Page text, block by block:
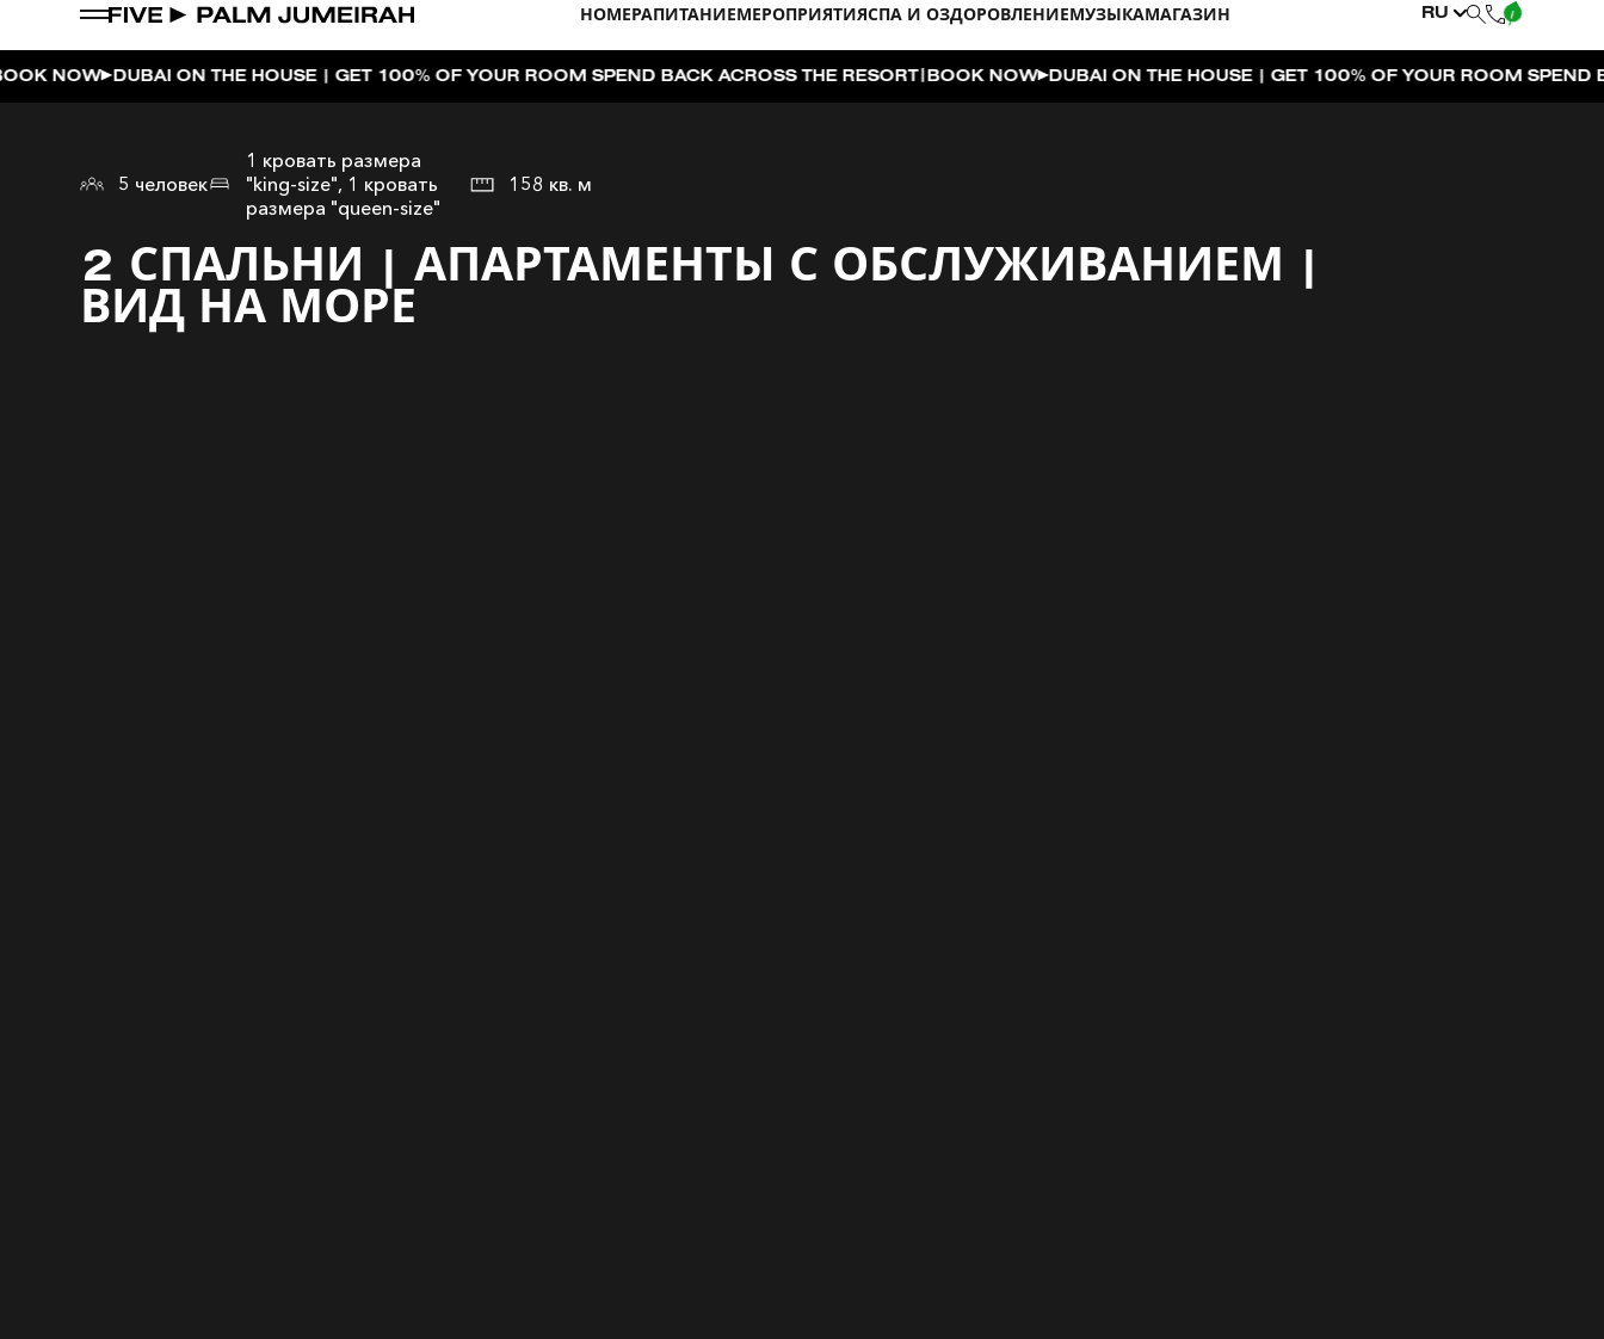
НОМЕРА ПИТАНИЕ МЕРОПРИЯТИЯ СПА И ОЗДОРОВЛЕНИЕ МУЗЫКА МАГАЗИН RU
ON THE HOUSE | GET 100% OF YOUR ROOM SPEND BACK ACROSS THE RESORT|BOOK NOW DUBAI ON THE HOUSE | GET 100% OF YOUR ROOM SPEND BACK ACROSS
2 СПАЛЬНИ | АПАРТАМЕНТЫ С ОБСЛУЖИВАНИЕМ |
ВИД НА МОРЕ
5 человек
1 кровать размера
"king-size", 1 кровать
размера "queen-size"
158 кв. м